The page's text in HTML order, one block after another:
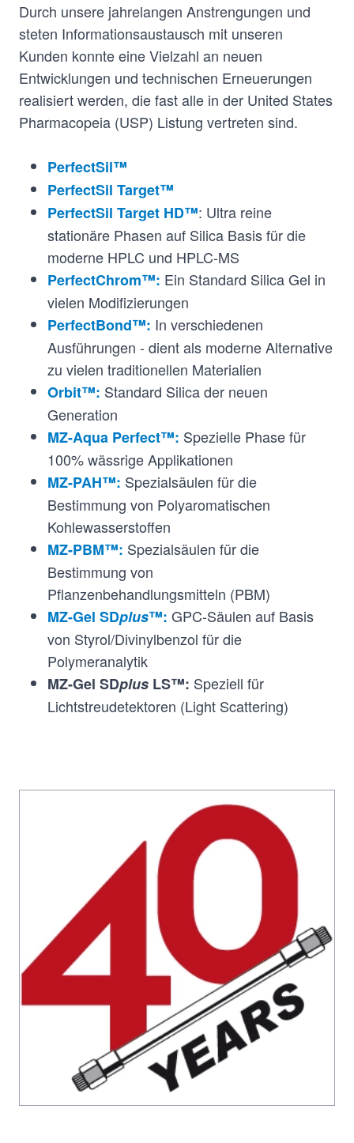
Durch unsere jahrelangen Anstrengungen und
steten Informationsaustausch mit unseren
Kunden konnte eine Vielzahl an neuen
Entwicklungen und technischen Erneuerungen
realisiert werden, die fast alle in der United States
Pharmacopeia (USP) Listung vertreten sind.
PerfectSil™
PerfectSil Target™
PerfectSil Target HD™: Ultra reine
stationäre Phasen auf Silica Basis für die
moderne HPLC und HPLC-MS
PerfectChrom™: Ein Standard Silica Gel in
vielen Modifizierungen
PerfectBond™: In verschiedenen
Ausführungen - dient als moderne Alternative
zu vielen traditionellen Materialien
Orbit™: Standard Silica der neuen
Generation
MZ-Aqua Perfect™: Spezielle Phase für
100% wässrige Applikationen
MZ-PAH™: Spezialsäulen für die
Bestimmung von Polyaromatischen
Kohlewasserstoffen
MZ-PBM™: Spezialsäulen für die
Bestimmung von
Pflanzenbehandlungsmitteln (PBM)
MZ-Gel SDplus™: GPC-Säulen auf Basis
von Styrol/Divinylbenzol für die
Polymeranalytik
MZ-Gel SDplus LS™: Speziell für
Lichtstreudetektoren (Light Scattering)